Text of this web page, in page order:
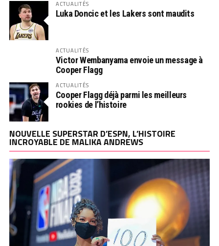
ACTUALITÉS
Luka Doncic et les Lakers sont maudits
ACTUALITÉS
Victor Wembanyama envoie un message à
Cooper Flagg
ACTUALITÉS
Cooper Flagg déjà parmi les meilleurs
rookies de l’histoire
NOUVELLE SUPERSTAR D’ESPN, L’HISTOIRE
INCROYABLE DE MALIKA ANDREWS